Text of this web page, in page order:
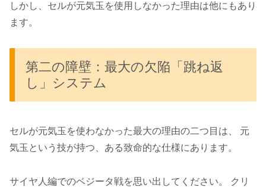
しかし、セルが元気玉を使用しなかった理由は他にもあり
ます。
第二の障壁：最大の欠陥「跳ね返
し」システム
セルが元気玉を使わなかった最大の理由の二つ目は、 元
気玉という技が持つ、ある致命的な仕様にあります。
サイヤ人編でのベジータ戦を思い出してください。 クリ